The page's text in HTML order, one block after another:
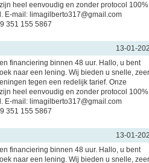
heel eenvoudig en zonder protocol 100%
E-mail: limagilberto317@gmail.com
351 155 5867
13-01-
financiering binnen 48 uur. Hallo, u bent
naar een lening. Wij bieden u snelle, zeer
tegen een redelijk tarief. Onze
heel eenvoudig en zonder protocol 100%
E-mail: limagilberto317@gmail.com
351 155 5867
13-01-
financiering binnen 48 uur. Hallo, u bent
naar een lening. Wij bieden u snelle, zeer